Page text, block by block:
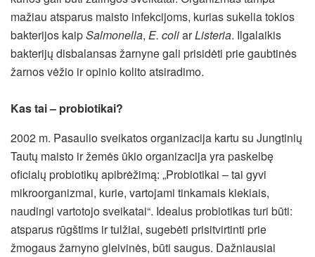
mažiau atsparus maisto infekcijoms, kurias sukelia tokios
bakterijos kaipSalmonella, E. coliarListeria. Ilgalaikis
bakterijų disbalansas žarnyne gali prisidėti prie gaubtinės
žarnos vėžio ir opinio kolito atsiradimo.
Kas tai – probiotikai?
2002 m. Pasaulio sveikatos organizacija kartu su Jungtinių
Tautų maisto ir žemės ūkio organizacija yra paskelbę
oficialų probiotikų apibrėžimą: „Probiotikai – tai gyvi
mikroorganizmai, kurie, vartojami tinkamais kiekiais,
naudingi vartotojo sveikatai“. Idealus probiotikas turi būti:
atsparus rūgštims ir tulžiai, sugebėti prisitvirtinti prie
žmogaus žarnyno gleivinės, būti saugus. Dažniausiai